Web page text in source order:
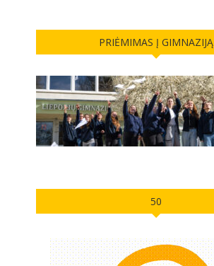
PRIĖMIMAS Į GIMNAZIJĄ
50